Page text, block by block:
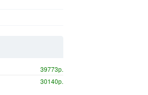
39773р.
30140р.